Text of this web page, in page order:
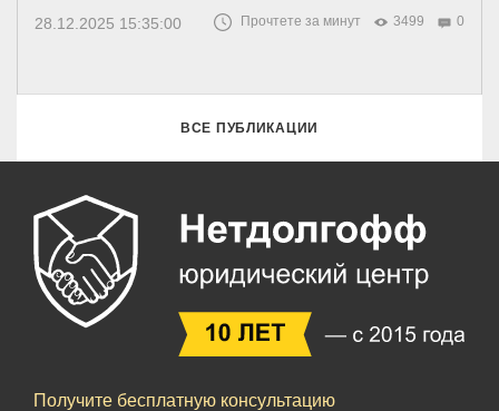
28.12.2025 15:35:00 Прочтете за минут 3499 0
ВСЕ ПУБЛИКАЦИИ
Получите бесплатную консультацию